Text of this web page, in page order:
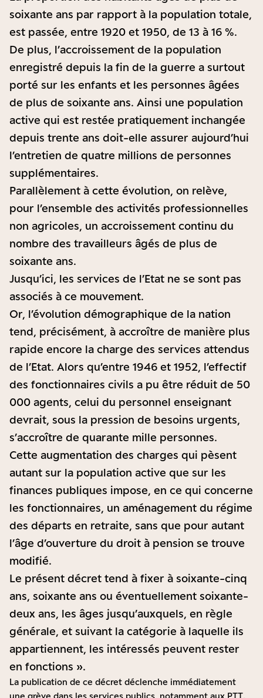
soixante ans par rapport à la population totale,
est passée, entre 1920 et 1950, de 13 à 16 %.
De plus, l’accroissement de la population
enregistré depuis la fin de la guerre a surtout
porté sur les enfants et les personnes âgées
de plus de soixante ans. Ainsi une population
active qui est restée pratiquement inchangée
depuis trente ans doit-elle assurer aujourd’hui
l’entretien de quatre millions de personnes
supplémentaires.
Parallèlement à cette évolution, on relève,
pour l’ensemble des activités professionnelles
non agricoles, un accroissement continu du
nombre des travailleurs âgés de plus de
soixante ans.
Jusqu’ici, les services de l’Etat ne se sont pas
associés à ce mouvement.
Or, l’évolution démographique de la nation
tend, précisément, à accroître de manière plus
rapide encore la charge des services attendus
de l’Etat. Alors qu’entre 1946 et 1952, l’effectif
des fonctionnaires civils a pu être réduit de 50
000 agents, celui du personnel enseignant
devrait, sous la pression de besoins urgents,
s’accroître de quarante mille personnes.
Cette augmentation des charges qui pèsent
autant sur la population active que sur les
finances publiques impose, en ce qui concerne
les fonctionnaires, un aménagement du régime
des départs en retraite, sans que pour autant
l’âge d’ouverture du droit à pension se trouve
modifié.
Le présent décret tend à fixer à soixante-cinq
ans, soixante ans ou éventuellement soixante-
deux ans, les âges jusqu’auxquels, en règle
générale, et suivant la catégorie à laquelle ils
appartiennent, les intéressés peuvent rester
en fonctions ».
La publication de ce décret déclenche immédiatement